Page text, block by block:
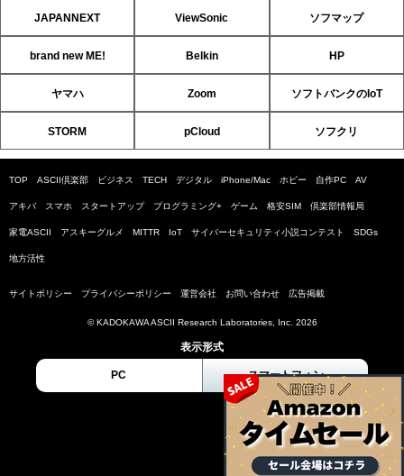
JAPANNEXT ViewSonic ソフマップ
brand new ME! Belkin HP
ヤマハ Zoom ソフトバンクのIoT
STORM pCloud ソフクリ
TOP ASCII倶楽部 ビジネス TECH デジタル iPhone/Mac ホビー 自作PC AV
アキバ スマホ スタートアップ プログラミング+ ゲーム 格安SIM 倶楽部情報局
家電ASCII アスキーグルメ MITTR IoT サイバーセキュリティ小説コンテスト SDGs
地方活性
サイトポリシー プライバシーポリシー 運営会社 お問い合わせ 広告掲載
© KADOKAWA ASCII Research Laboratories, Inc. 2026
表示形式
PC スマートフォン